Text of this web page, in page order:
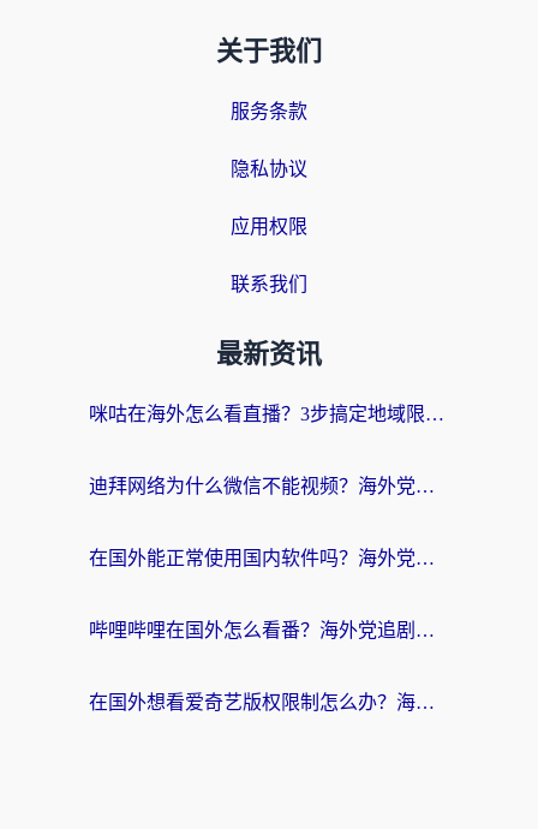
关于我们
服务条款
隐私协议
应用权限
联系我们
最新资讯
咪咕在海外怎么看直播？3步搞定地域限制，还能畅看腾讯视频与国内热剧
迪拜网络为什么微信不能视频？海外党必看的回国加速全攻略
在国外能正常使用国内软件吗？海外党亲测有效的无缝访问指南
哔哩哔哩在国外怎么看番？海外党追剧看片的终极解决方案
在国外想看爱奇艺版权限制怎么办？海外华人必看的追剧自由指南